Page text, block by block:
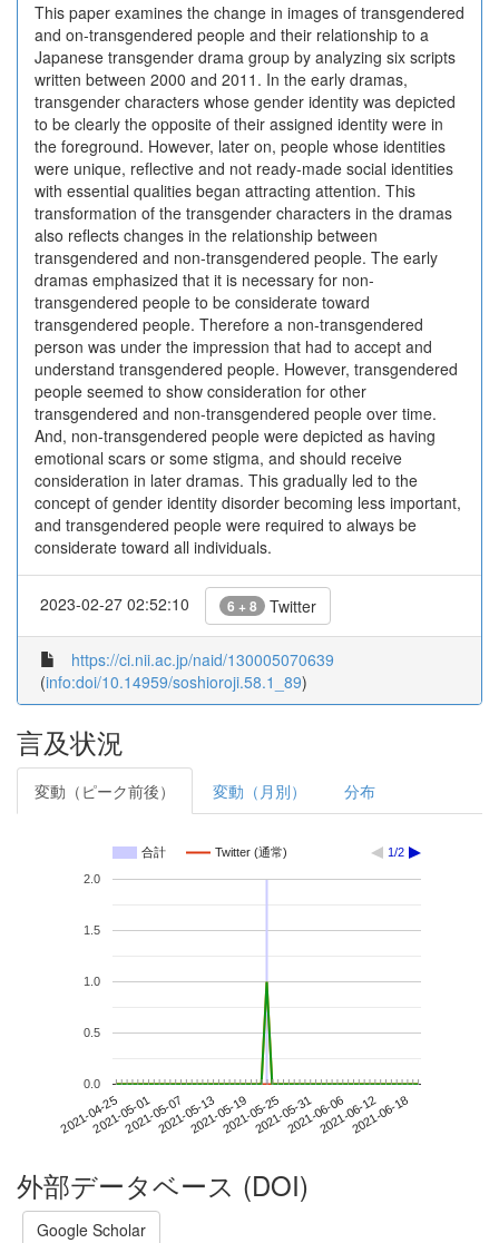
This paper examines the change in images of transgendered
and on-transgendered people and their relationship to a
Japanese transgender drama group by analyzing six scripts
written between 2000 and 2011. In the early dramas,
transgender characters whose gender identity was depicted
to be clearly the opposite of their assigned identity were in
the foreground. However, later on, people whose identities
were unique, reflective and not ready-made social identities
with essential qualities began attracting attention. This
transformation of the transgender characters in the dramas
also reflects changes in the relationship between
transgendered and non-transgendered people. The early
dramas emphasized that it is necessary for non-
transgendered people to be considerate toward
transgendered people. Therefore a non-transgendered
person was under the impression that had to accept and
understand transgendered people. However, transgendered
people seemed to show consideration for other
transgendered and non-transgendered people over time.
And, non-transgendered people were depicted as having
emotional scars or some stigma, and should receive
consideration in later dramas. This gradually led to the
concept of gender identity disorder becoming less important,
and transgendered people were required to always be
considerate toward all individuals.
2023-02-27 02:52:10 6 + 8 Twitter
https://ci.nii.ac.jp/naid/130005070639
(info:doi/10.14959/soshioroji.58.1_89)
言及状況
変動（ピーク前後） 変動（月別） 分布
合計 Twitter (通常) 1/2
2021-04-252021-05-012021-05-072021-05-132021-05-192021-05-252021-05-312021-06-062021-06-122021-06-18
0.0
0.5
1.0
1.5
2.0
外部データベース (DOI)
Google Scholar